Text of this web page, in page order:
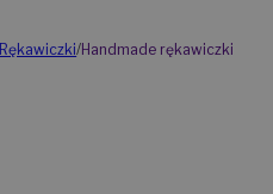
Rękawiczki/Handmade rękawiczki